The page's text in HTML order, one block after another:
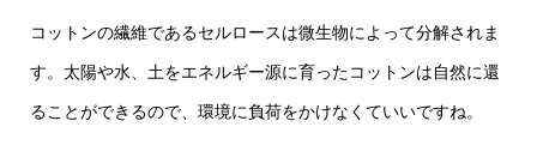
コットンの繊維であるセルロースは微生物によって分解されま
す。太陽や水、土をエネルギー源に育ったコットンは自然に還
ることができるので、環境に負荷をかけなくていいですね。